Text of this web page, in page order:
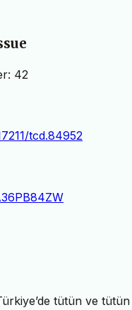
42
tcd.84952
tütün ve